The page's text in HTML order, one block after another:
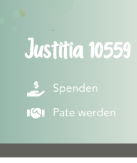
Justitia 10559
Spenden
Pate werden